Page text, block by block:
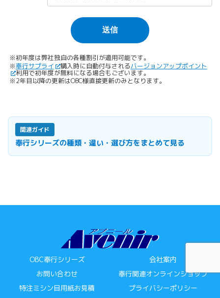
※初年度は弊社独自の各種割引が適用可能です。
※奉行サプライ 購入時に自動付与されるバージョンアップポイント
利用で初年度が無料になる場合もございます。
※2年目以降の更新はOBC様直接更新のみとなります。
関連ガイド
奉行シリーズの種類・違い・選び方をまとめて見る
OBC奉行シリーズ
会社案内
お問い合わせ
奉行関連オンラインショップ
特注ミシン目用紙お見積
プライバシーポリシー